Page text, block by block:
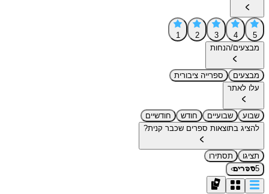
5
4
3
2
1
מבצעים/הנחות
מבצעים
ספרייה ציבורית
עלו לאתר
שבוע שבועיים חודש
חודשיים
להציג בתוצאות ספרים שכבר קנית?
תציגו
תסתירו
5ספרים›